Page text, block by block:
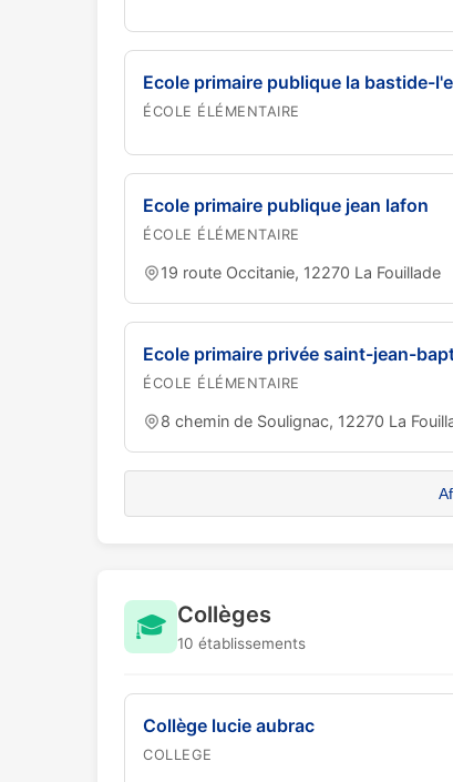
Ecole primaire publique la bastide-
ÉCOLE ÉLÉMENTAIRE
Ecole primaire publique jean lafon
ÉCOLE ÉLÉMENTAIRE
19 route Occitanie, 12270 La Fouillade
Ecole primaire privée saint-jean-
ÉCOLE ÉLÉMENTAIRE
8 chemin de Soulignac, 12270 La
🎓 Collèges
10 établissements
Collège lucie aubrac
COLLEGE